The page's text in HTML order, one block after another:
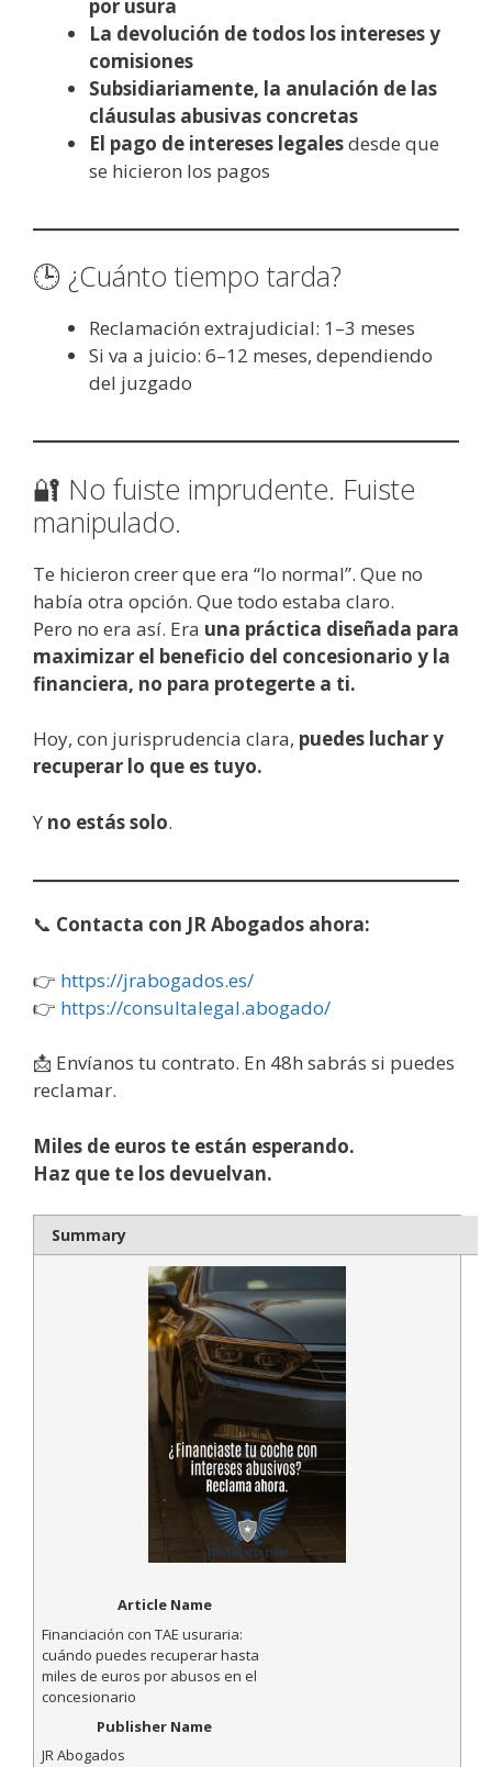
por usura
La devolución de todos los intereses y
comisiones
Subsidiariamente, la anulación de las
cláusulas abusivas concretas
El pago de intereses legalesdesde que
se hicieron los pagos
🕒 ¿Cuánto tiempo tarda?
Reclamación extrajudicial: 1–3 meses
Si va a juicio: 6–12 meses, dependiendo
del juzgado
🔐 No fuiste imprudente. Fuiste
manipulado.
Te hicieron creer que era “lo normal”. Que no
había otra opción. Que todo estaba claro.
Pero no era así. Era una práctica diseñada para
maximizar el beneficio del concesionario y la
financiera, no para protegerte a ti.
Hoy, con jurisprudencia clara, puedes luchar y
recuperar lo que es tuyo.
Y no estás solo.
📞 Contacta con JR Abogados ahora:
👉 https://jrabogados.es/
👉 https://consultalegal.abogado/
📩 Envíanos tu contrato. En 48h sabrás si puedes
reclamar.
Miles de euros te están esperando.
Haz que te los devuelvan.
Summary
Article Name
Financiación con TAE usuraria:
cuándo puedes recuperar hasta
miles de euros por abusos en el
concesionario
Publisher Name
JR Abogados